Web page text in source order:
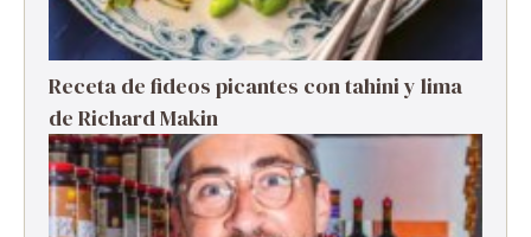
Receta de fideos picantes con tahini y lima
de Richard Makin